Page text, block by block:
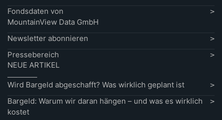
Fondsdaten von
MountainView Data GmbH
Newsletter abonnieren
Pressebereich
NEUE ARTIKEL
Wird Bargeld abgeschafft? Was wirklich geplant ist
Bargeld: Warum wir daran hängen – und was es wirklich
kostet